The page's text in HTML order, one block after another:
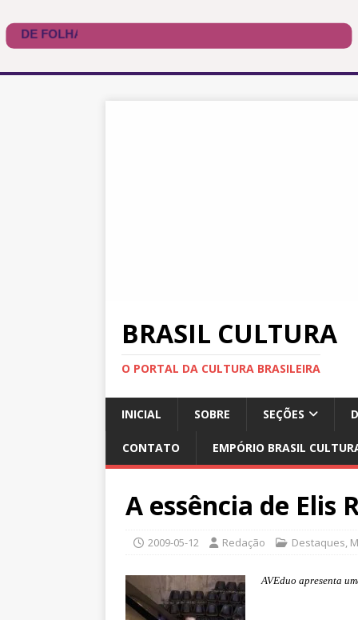
BRASIL CULTURA
O PORTAL DA CULTURA BRASILEIRA
INICIAL SOBRE SEÇÕES
CONTATO EMPÓRIO BRASIL
A essência de Elis
2009-05-12 Redação Destaques,
AVEduo apresenta